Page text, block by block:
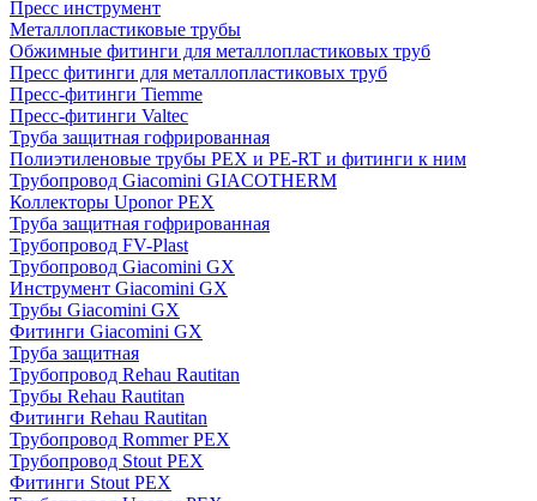
Пресс инструмент
Металлопластиковые трубы
Обжимные фитинги для металлопластиковых труб
Пресс фитинги для металлопластиковых труб
Пресс-фитинги Tiemme
Пресс-фитинги Valtec
Труба защитная гофрированная
Полиэтиленовые трубы PEX и PE-RT и фитинги к ним
Трубопровод Giacomini GIACOTHERM
Коллекторы Uponor PEX
Труба защитная гофрированная
Трубопровод FV-Plast
Трубопровод Giacomini GX
Инструмент Giacomini GX
Трубы Giacomini GX
Фитинги Giacomini GX
Труба защитная
Трубопровод Rehau Rautitan
Трубы Rehau Rautitan
Фитинги Rehau Rautitan
Трубопровод Rommer PEX
Трубопровод Stout PEX
Фитинги Stout PEX